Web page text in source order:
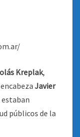
Kreplak,
Javier
públicos de la